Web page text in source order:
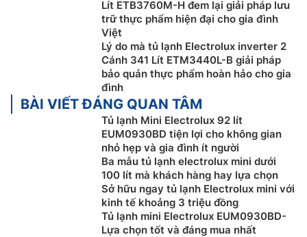
Lít ETB3760M-H đem lại giải pháp lưu
trữ thực phẩm hiện đại cho gia đình
Việt
Lý do mà tủ lạnh Electrolux inverter 2
Cánh 341 Lít ETM3440L-B giải pháp
bảo quản thực phẩm hoàn hảo cho gia
đình
BÀI VIẾT ĐÁNG QUAN TÂM
Tủ lạnh Mini Electrolux 92 lít
EUM0930BD tiện lợi cho không gian
nhỏ hẹp và gia đình ít người
Ba mẫu tủ lạnh electrolux mini dưới
100 lít mà khách hàng hay lựa chọn
Sở hữu ngay tủ lạnh Electrolux mini với
kinh tế khoảng 3 triệu đồng
Tủ lạnh mini Electrolux EUM0930BD-
Lựa chọn tốt và đáng mua nhất